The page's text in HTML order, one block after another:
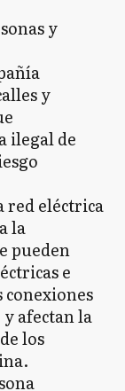
y
ilegal de
red eléctrica
la
pueden
e
conexiones
afectan la
los